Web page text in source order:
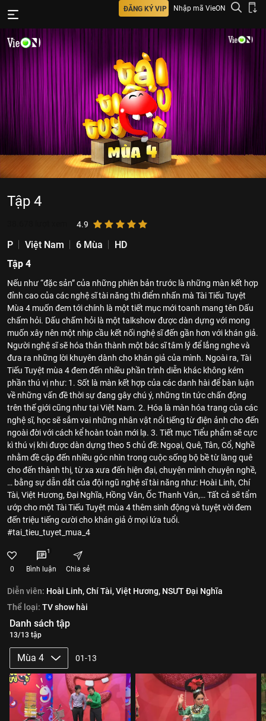
ĐĂNG KÝ VIP Nhập mã VieON
Tập 4
4.9
P Việt Nam 6 Mùa
HD
Tập 4
Nếu như “đặc sản” của những phiên bản trước là những màn kết hợp
đỉnh cao của các nghệ sĩ tài năng thì điểm nhấn mà Tài Tiếu Tuyệt
Mùa 4 muốn đem tới chính là một tiết mục mới toanh mang tên Dấu
chấm hỏi. Dấu chấm hỏi là một talkshow được dàn dựng với mong
muốn xây nên một nhịp cầu kết nối nghệ sĩ đến gần hơn với khán giả.
Người nghệ sĩ sẽ hóa thân thành một bác sĩ tâm lý để lắng nghe và
đưa ra những lời khuyên dành cho khán giả của mình. Ngoài ra, Tài
Tiếu Tuyệt mùa 4 đem đến nhiều phần trình diễn khác không kém
phần thú vị như: 1. Sốt là màn kết hợp của các danh hài để bàn luận
về những vấn đề thời sự đang gây chú ý, những tin tức chấn động
trên thế giới cũng như tại Việt Nam. 2. Hóa là màn hóa trang của các
nghệ sĩ, học sẽ sắm vai những nhân vật nổi tiếng từ điện ảnh cho đến
ngoài đời với cách kể hoàn toàn mới lạ. 3. Tiết mục Tiểu phẩm sẽ cực
kì thú vị khi được dàn dựng theo 5 chủ đề: Ngoại, Quê, Tân, Cổ, Nghề
nhằm đề cập đến nhiều góc nhìn trong cuộc sống bộ bề từ làng quê
cho đến thành thị, từ xa xưa đến hiện đại, chuyện mình chuyện nghề,
… bằng sự dẫn dắt của đội ngũ nghệ sĩ tài năng như: Hoài Linh, Chí
Tài, Việt Hương, Đại Nghĩa, Hồng Vân, Ốc Thanh Vân,… Tất cả sẽ tẩm
ướp cho một Tài Tiếu Tuyệt mùa 4 thêm sinh động và tuyệt vời đem
đến triệu tiếng cười cho khán giả ở mọi lứa tuổi.
#tai_tieu_tuyet_mua_4
0
1
Bình luận Chia sẻ
Diễn viên: Hoài Linh,Chí Tài,Việt Hương, NSƯT Đại Nghĩa
Thể loại: TV show hài
Danh sách tập
13/13 tập
Mùa 4 01-13